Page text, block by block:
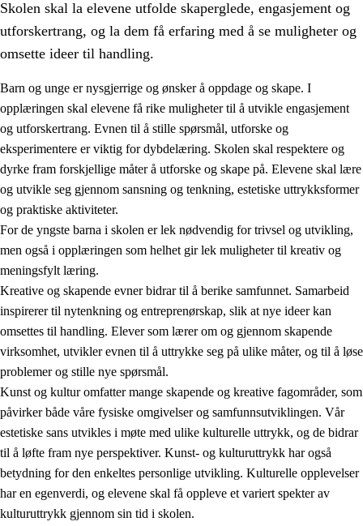
Opplæringens verdigrunnlag
1.1 Menneskeverdet
1.2 Identitet og kulturelt mangfold
1.3 Kritisk tenkning og etisk bevissthet
1.4 Skaperglede, engasjement og utforskertrang
1.5 Respekt for naturen og miljøbevissthet
1.6 Demokrati og medvirkning
Skolen skal la elevene utfolde skaperglede, engasjement og
utforskertrang, og la dem få erfaring med å se muligheter og
omsette ideer til handling.
Barn og unge er nysgjerrige og ønsker å oppdage og skape. I
opplæringen skal elevene få rike muligheter til å utvikle engasjement
og utforskertrang. Evnen til å stille spørsmål, utforske og
eksperimentere er viktig for dybdelæring. Skolen skal respektere og
dyrke fram forskjellige måter å utforske og skape på. Elevene skal lære
og utvikle seg gjennom sansning og tenkning, estetiske uttrykksformer
og praktiske aktiviteter.
For de yngste barna i skolen er lek nødvendig for trivsel og utvikling,
men også i opplæringen som helhet gir lek muligheter til kreativ og
meningsfylt læring.
Kreative og skapende evner bidrar til å berike samfunnet. Samarbeid
inspirerer til nytenkning og entreprenørskap, slik at nye ideer kan
omsettes til handling. Elever som lærer om og gjennom skapende
virksomhet, utvikler evnen til å uttrykke seg på ulike måter, og til å løse
problemer og stille nye spørsmål.
Kunst og kultur omfatter mange skapende og kreative fagområder, som
påvirker både våre fysiske omgivelser og samfunnsutviklingen. Vår
estetiske sans utvikles i møte med ulike kulturelle uttrykk, og de bidrar
til å løfte fram nye perspektiver. Kunst- og kulturuttrykk har også
betydning for den enkeltes personlige utvikling. Kulturelle opplevelser
har en egenverdi, og elevene skal få oppleve et variert spekter av
kulturuttrykk gjennom sin tid i skolen.